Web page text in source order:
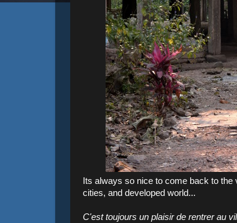
Its always so nice to come back to
cities, and developed world...
C'est toujours un plaisir de rentrer au